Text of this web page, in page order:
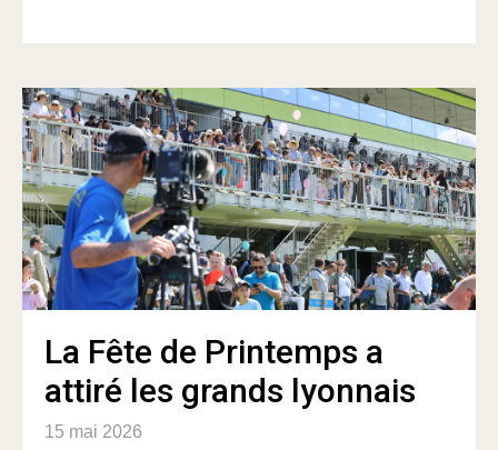
La Fête de Printemps a
attiré les grands lyonnais
15 mai 2026